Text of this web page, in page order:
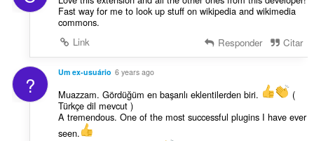
s
c
s
:
Fast way for me to look up stuff on wikipedia and wikimedia
commons.
Link
Responder Citar
? Um ex-usuário 6 years ago
Muazzam. Gördüğüm en başarılı eklentilerden biri.
(
Türkçe dil mevcut )
A tremendous. One of the most successful plugins I have ever
seen.